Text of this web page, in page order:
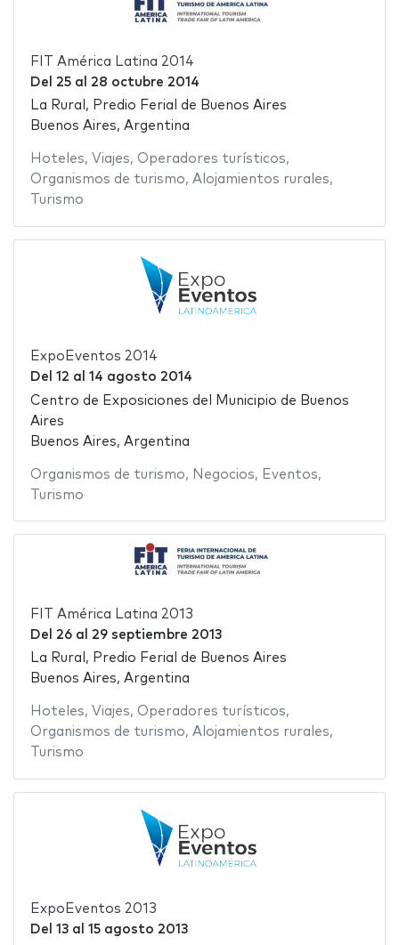
FIT América Latina 2014
Del 25al 28 octubre 2014
La Rural, Predio Ferial de Buenos Aires
Buenos Aires, Argentina
Hoteles, Viajes, Operadores turísticos,
Organismos de turismo, Alojamientos rurales,
Turismo
ExpoEventos 2014
Del 12 al 14 agosto 2014
Centro de Exposiciones del Municipio de Buenos
Aires
Buenos Aires, Argentina
Organismos de turismo, Negocios, Eventos,
Turismo
FIT América Latina 2013
Del 26al 29 septiembre 2013
La Rural, Predio Ferial de Buenos Aires
Buenos Aires, Argentina
Hoteles, Viajes, Operadores turísticos,
Organismos de turismo, Alojamientos rurales,
Turismo
ExpoEventos 2013
Del 13al 15 agosto 2013